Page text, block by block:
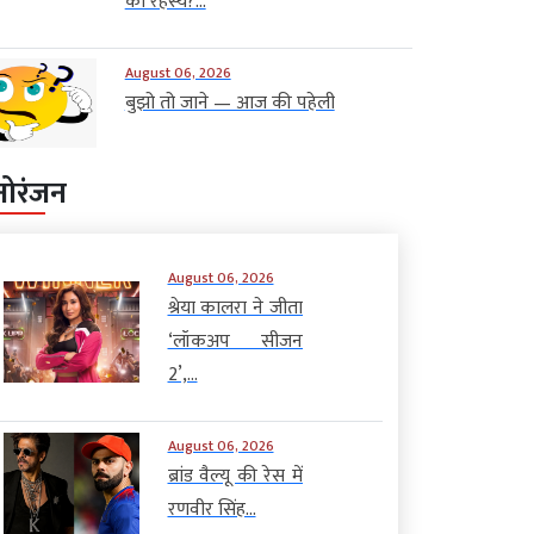
August 06, 2026
बुझो तो जाने — आज की पहेली
August 06, 2026
श्रेया कालरा ने जीता
‘लॉकअप सीजन
2’,...
August 06, 2026
ब्रांड वैल्यू की रेस में
रणवीर सिंह...